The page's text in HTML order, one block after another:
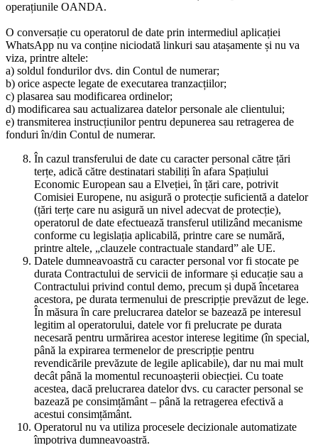
operațiunile OANDA.
O conversație cu operatorul de date prin intermediul aplicației
WhatsApp nu va conține niciodată linkuri sau atașamente și nu va
viza, printre altele:
a) soldul fondurilor dvs. din Contul de numerar;
b) orice aspecte legate de executarea tranzacțiilor;
c) plasarea sau modificarea ordinelor;
d) modificarea sau actualizarea datelor personale ale clientului;
e) transmiterea instrucțiunilor pentru depunerea sau retragerea de
fonduri în/din Contul de numerar.
În cazul transferului de date cu caracter personal către țări
terțe, adică către destinatari stabiliți în afara Spațiului
Economic European sau a Elveției, în țări care, potrivit
Comisiei Europene, nu asigură o protecție suficientă a datelor
(țări terțe care nu asigură un nivel adecvat de protecție),
operatorul de date efectuează transferul utilizând mecanisme
conforme cu legislația aplicabilă, printre care se numără,
printre altele, „clauzele contractuale standard” ale UE.
Datele dumneavoastră cu caracter personal vor fi stocate pe
durata Contractului de servicii de informare și educație sau a
Contractului privind contul demo, precum și după încetarea
acestora, pe durata termenului de prescripție prevăzut de lege.
În măsura în care prelucrarea datelor se bazează pe interesul
legitim al operatorului, datele vor fi prelucrate pe durata
necesară pentru urmărirea acestor interese legitime (în special,
până la expirarea termenelor de prescripție pentru
revendicările prevăzute de legile aplicabile), dar nu mai mult
decât până la momentul recunoașterii obiecției. Cu toate
acestea, dacă prelucrarea datelor dvs. cu caracter personal se
bazează pe consimțământ – până la retragerea efectivă a
acestui consimțământ.
Operatorul nu va utiliza procesele decizionale automatizate
împotriva dumneavoastră.